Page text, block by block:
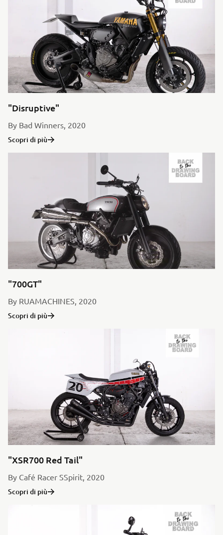
"Disruptive"
By Bad Winners, 2020
Scopri di più
"700GT"
By RUAMACHINES, 2020
Scopri di più
"XSR700 Red Tail"
By Café Racer SSpirit, 2020
Scopri di più